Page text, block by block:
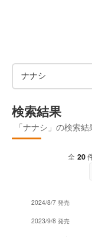
検索結果
「ナナシ」の検索
全 20
2024/8/7 発売
2023/9/8 発売